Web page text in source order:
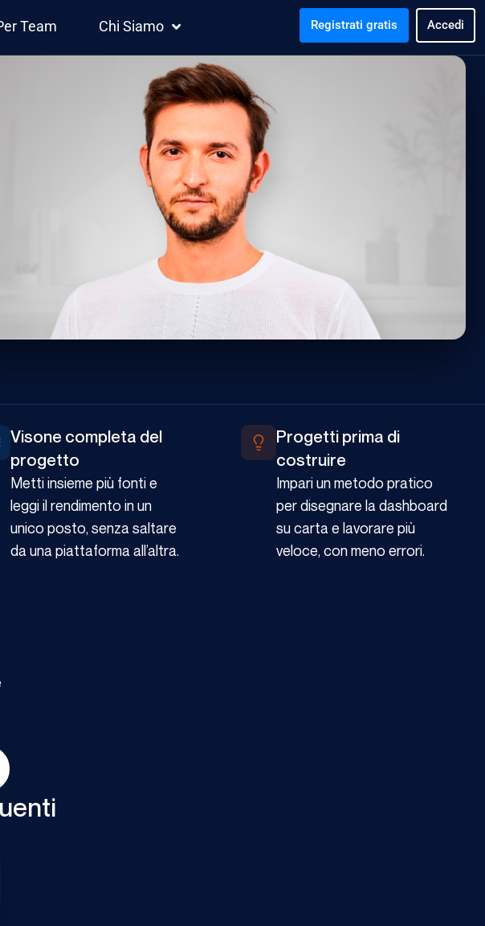
Team Chi Siamo Registrati gratis Accedi
Visone completa del
progetto
Metti insieme più fonti e
leggi il rendimento in un
unico posto, senza saltare
da una piattaforma all’altra.
Progetti prima di
costruire
Impari un metodo pratico
per disegnare la dashboard
su carta e lavorare più
veloce, con meno errori.